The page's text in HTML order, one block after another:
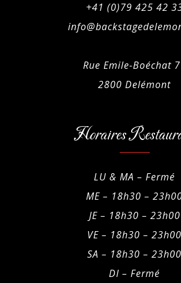
+41 (0)79 425 42
Rue Emile-Boéchat
2800 Delémont
Horaires
LU & MA – Fermé
ME – 18h30 –
JE – 18h30 – 23h00
VE – 18h30 – 23h00
SA – 18h30 – 23h00
DI – Fermé